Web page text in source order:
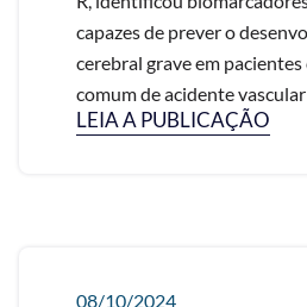
capazes de prever o
cerebral grave em
comum de acidente vascular
LEIA A PUBLICAÇÃO
08/10/2024